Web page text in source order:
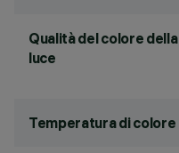
Qualità del colore della
luce
Temperatura di colore